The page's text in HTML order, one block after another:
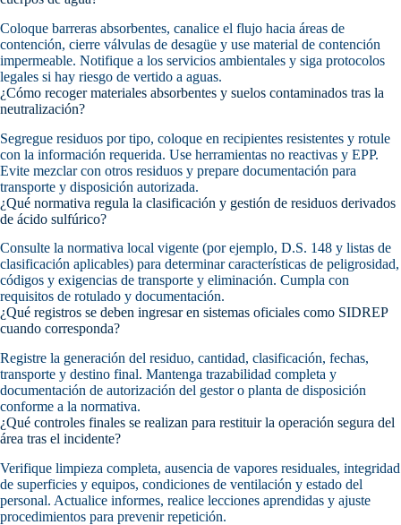
Coloque barreras absorbentes, canalice el flujo hacia áreas de
contención, cierre válvulas de desagüe y use material de contención
impermeable. Notifique a los servicios ambientales y siga protocolos
legales si hay riesgo de vertido a aguas.
¿Cómo recoger materiales absorbentes y suelos contaminados tras la
neutralización?
Segregue residuos por tipo, coloque en recipientes resistentes y rotule
con la información requerida. Use herramientas no reactivas y EPP.
Evite mezclar con otros residuos y prepare documentación para
transporte y disposición autorizada.
¿Qué normativa regula la clasificación y gestión de residuos derivados
de ácido sulfúrico?
Consulte la normativa local vigente (por ejemplo, D.S. 148 y listas de
clasificación aplicables) para determinar características de peligrosidad,
códigos y exigencias de transporte y eliminación. Cumpla con
requisitos de rotulado y documentación.
¿Qué registros se deben ingresar en sistemas oficiales como SIDREP
cuando corresponda?
Registre la generación del residuo, cantidad, clasificación, fechas,
transporte y destino final. Mantenga trazabilidad completa y
documentación de autorización del gestor o planta de disposición
conforme a la normativa.
¿Qué controles finales se realizan para restituir la operación segura del
área tras el incidente?
Verifique limpieza completa, ausencia de vapores residuales, integridad
de superficies y equipos, condiciones de ventilación y estado del
personal. Actualice informes, realice lecciones aprendidas y ajuste
procedimientos para prevenir repetición.